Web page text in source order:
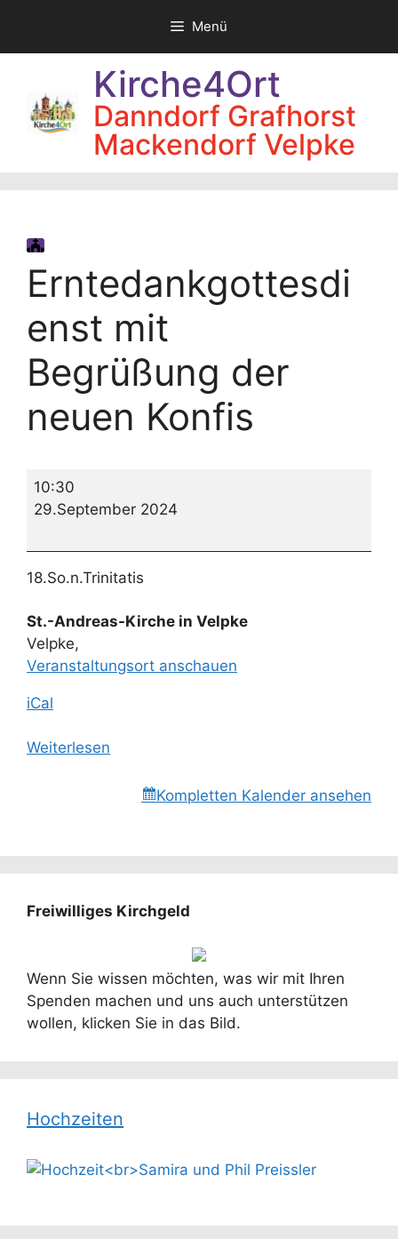
springen
Menü
Kirche4Ort
Danndorf Grafhorst
Mackendorf Velpke
Erntedankgottesdi
enst mit
Begrüßung der
neuen Konfis
Erntedankgottesdienst
mit
Begrüßung
neuen
10:30
29.September 2024
18.So.n.Trinitatis
St.-Andreas-Kirche in Velpke
Velpke,
Veranstaltungsort anschauen
iCal
Weiterlesen
Kompletten Kalender ansehen
Freiwilliges Kirchgeld
Wenn Sie wissen möchten, was wir mit Ihren
Spenden machen und uns auch unterstützen
wollen, klicken Sie in das Bild.
Hochzeiten